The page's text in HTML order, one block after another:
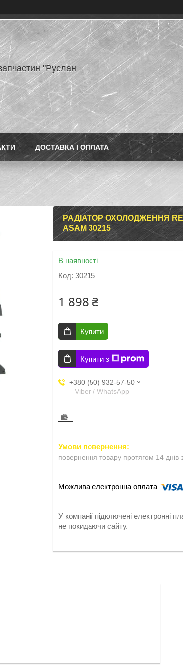
"Руслан
ДОСТАВКА І ОПЛАТА
РАДІАТОР ОХОЛОДЖЕННЯ
ASAM 30215
В наявності
Код: 30215
1 898 ₴
Купити
Купити з
+380 (50) 932-57-50
Viber / WhatsApp
повернення товару протягом 14 днів
У компанії підключені електронні
не покидаючи сайту.